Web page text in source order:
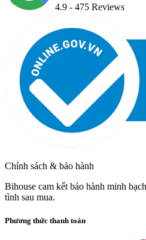
4.9 - 475 Reviews
Chính sách & bảo hành
Bihouse cam kết bảo hành minh
tình sau mua.
Phương thức thanh toán